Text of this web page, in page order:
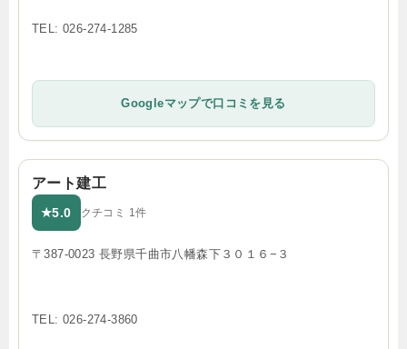
TEL: 026-274-1285
Googleマップで口コミを見る
アート建工
★5.0 クチコミ 1件
〒387-0023 長野県千曲市八幡森下３０１６−３
TEL: 026-274-3860